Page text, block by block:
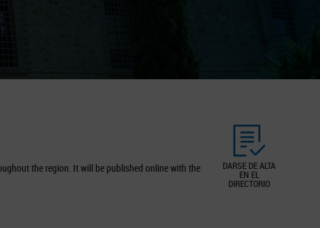
DARSE DE ALTA
EN EL
DIRECTORIO
the region. It will be published online with the